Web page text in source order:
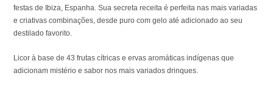
festas de Ibiza, Espanha. Sua secreta receita é perfeita nas mais variadas
e criativas combinações, desde puro com gelo até adicionado ao seu
destilado favorito.
Licor à base de 43 frutas cítricas e ervas aromáticas indígenas que
adicionam mistério e sabor nos mais variados drinques.